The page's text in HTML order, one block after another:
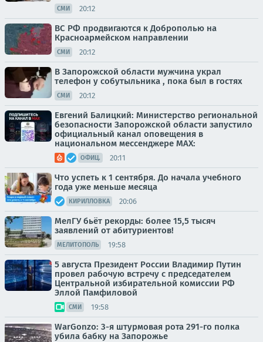
СМИ 20:12
ВС РФ продвигаются к Доброполью на
Красноармейском направлении
СМИ 20:12
В Запорожской области мужчина украл
телефон у собутыльника , пока был в гостях
СМИ 20:12
Евгений Балицкий: Министерство региональной
безопасности Запорожской области запустило
официальный канал оповещения в
национальном мессенджере MAX:
ОФИЦ. 20:11
Что успеть к 1 сентября. До начала учебного
года уже меньше месяца
КИРИЛЛОВКА 20:06
МелГУ бьёт рекорды: более 15,5 тысяч
заявлений от абитуриентов!
МЕЛИТОПОЛЬ 19:58
5 августа Президент России Владимир Путин
провел рабочую встречу с председателем
Центральной избирательной комиссии РФ
Эллой Памфиловой
СМИ 19:58
WarGonzo: 3-я штурмовая рота 291-го полка
убила бабку на Запорожье